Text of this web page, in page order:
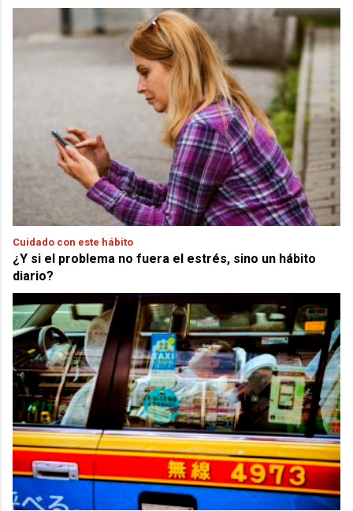
Cuidado con este hábito
¿Y si el problema no fuera el estrés, sino un hábito
diario?